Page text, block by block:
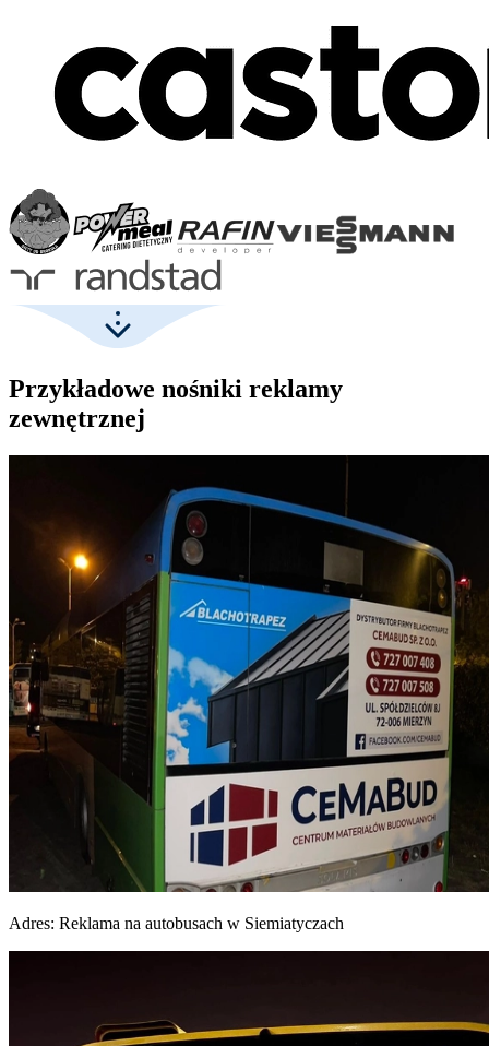
Przykładowe nośniki reklamy
zewnętrznej
Adres: Reklama na autobusach w Siemiatyczach